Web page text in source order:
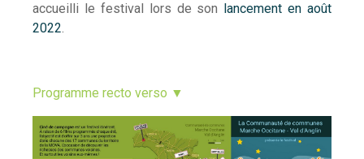
accueilli le festival lors de son
lancement en août
2022.
Programme recto verso ▼